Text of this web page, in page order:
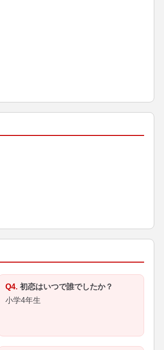
初恋はいつで誰でしたか？
小学4年生